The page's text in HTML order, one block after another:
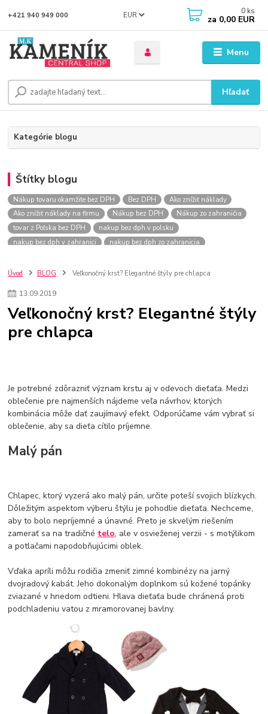
Menu
EUR
Hľadať
+421 940 949 000 0 ks
za 0,00 EUR
Kategórie blogu
Štítky blogu
Nákup tovaru okamžite bez DPH Bez DPH
Ako znížiť náklady
Ako znížiť náklady na firmu
Nákup bez DPH
Nákup zo zahraničia
tovar z Poľska bez DPH
nakup bez dph v polsku
nakup bez dph v zahranici
nakup bez dph zo zahranicia
szco nakup bez dph
Smart hodinky pre deti
Plyšový macovia
Lego Star Wars
Darčeky na Vianoce 2019
Vianočný darček pre dievča do 20€
Skladačky pre deti
L.O.L. Surprise zvieratká
L.O.L. Surprise hračky
L.O.L. Surprise domčeky
L.O.L. Surprise postavičky
L.O.L. Surprise zberateľské figúrky
L.O.L. OMG L.O.L. OMG Bábiky
Úvod BLOG Veľkonočný krst? Elegantné štýly pre chlapca
13.09.2019
Veľkonočný krst? Elegantné štýly
pre chlapca
Je potrebné zdôrazniť význam krstu aj v odevoch dieťaťa. Medzi
oblečenie pre najmenších nájdeme veľa návrhov, ktorých
kombinácia môže dať zaujímavý efekt. Odporúčame vám vybrať si
oblečenie, aby sa dieťa cítilo príjemne.
Malý pán
Chlapec, ktorý vyzerá ako malý pán, určite poteší svojich blízkych.
Dôležitým aspektom výberu štýlu je pohodlie dieťaťa. Nechceme,
aby to bolo nepríjemné a únavné. Preto je skvelým riešením
zamerať sa na tradičné telo, ale v osvieženej verzii - s motýlikom
a potlačami napodobňujúcimi oblek.
Vďaka apríli môžu rodičia zmeniť zimné kombinézy na jarný
dvojradový kabát. Jeho dokonalým doplnkom sú kožené topánky
zviazané v hnedom odtieni. Hlava dieťaťa bude chránená proti
podchladeniu vatou z mramorovanej bavlny.